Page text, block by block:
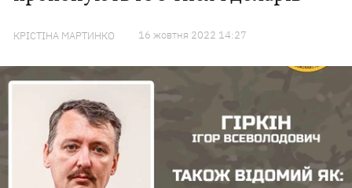
КРІСТІНА МАРТИНКО 16 жовтня 2022 14:27